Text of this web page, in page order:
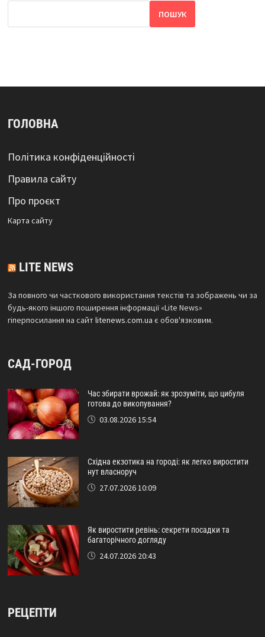
ПОШУК
ГОЛОВНА
Політика конфіденційності
Правила сайту
Про проєкт
Карта сайтy
LITE NEWS
За повного чи часткового використання текстів та зображень чи за
будь-якого іншого поширення інформації «Lite News»
гіперпосилання на сайтlitenews.com.ua є обов'язковим.
САД-ГОРОД
Час збирати врожай: як зрозуміти, що цибуля
готова до викопування?
03.08.2026 15:54
Східна екзотика на городі: як легко виростити
нут власноруч
27.07.2026 10:09
Як виростити ревінь: секрети посадки та
багаторічного догляду
24.07.2026 20:43
РЕЦЕПТИ